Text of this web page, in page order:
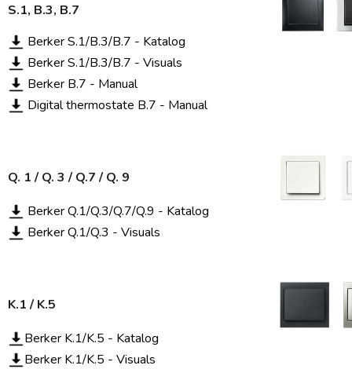
S.1, B.3, B.7
Berker S.1/B.3/B.7 - Katalog
Berker S.1/B.3/B.7 - Visuals
Berker B.7 - Manual
Digital thermostate B.7 - Manual
Q. 1 / Q. 3 / Q.7 / Q. 9
Berker Q.1/Q.3/Q.7/Q.9 - Katalog
Berker Q.1/Q.3 - Visuals
K.1 / K.5
Berker K.1/K.5 - Katalog
Berker K.1/K.5 - Visuals